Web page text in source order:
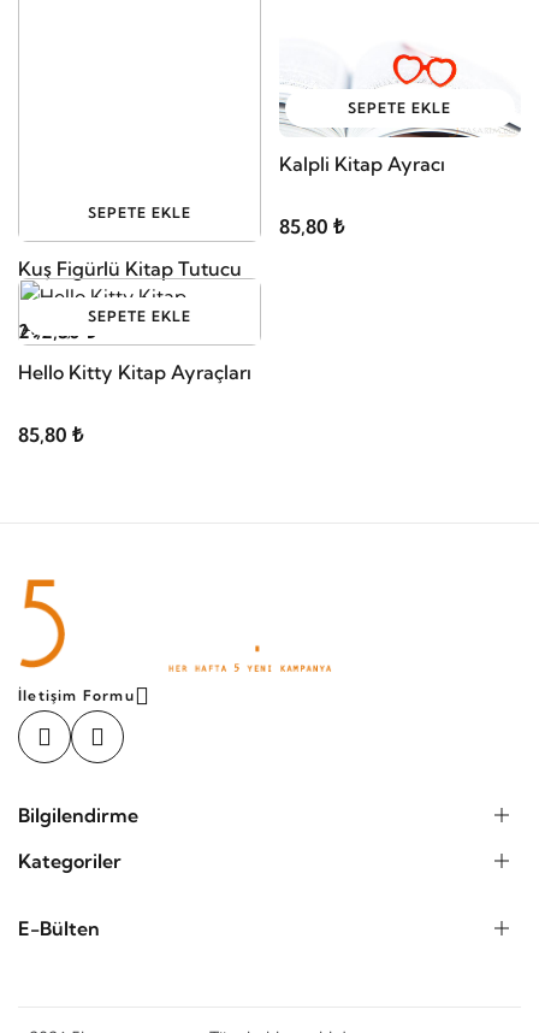
SEPETE EKLE
Kuş Figürlü Kitap Tutucu
292,50 ₺
SEPETE EKLE
Kalpli Kitap Ayracı
85,80 ₺
SEPETE EKLE
Hello Kitty Kitap Ayraçları
85,80 ₺
İletişim Formu
Bilgilendirme
Kategoriler
E-Bülten